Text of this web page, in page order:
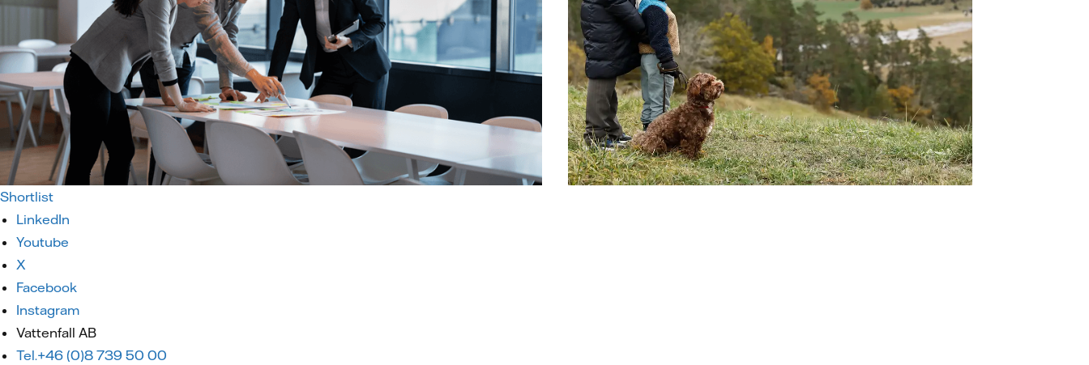
Shortlist
LinkedIn
Youtube
X
Facebook
Instagram
Vattenfall AB
Tel.+46 (0)8 739 50 00